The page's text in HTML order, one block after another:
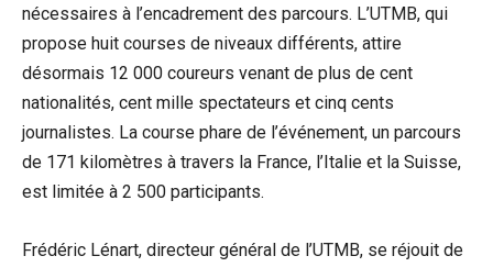
nécessaires à l’encadrement des parcours. L’UTMB, qui
propose huit courses de niveaux différents, attire
désormais 12 000 coureurs venant de plus de cent
nationalités, cent mille spectateurs et cinq cents
journalistes. La course phare de l’événement, un parcours
de 171 kilomètres à travers la France, l’Italie et la Suisse,
est limitée à 2 500 participants.
Frédéric Lénart, directeur général de l’UTMB, se réjouit de